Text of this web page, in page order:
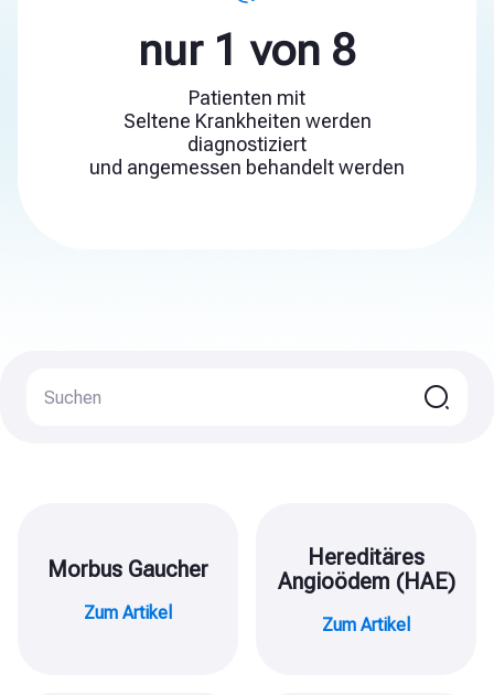
nur 1 von 8
Patienten mit
Seltene Krankheiten werden
diagnostiziert
und angemessen behandelt werden
Morbus Gaucher
Zum Artikel
Hereditäres
Angioödem (HAE)
Zum Artikel